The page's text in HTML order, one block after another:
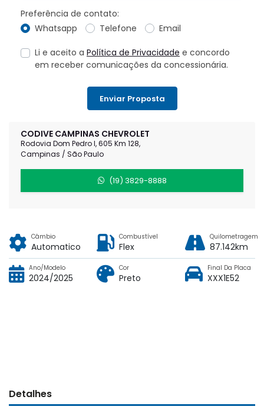
CODIVE CAMPINAS CHEVROLET
Rodovia Dom Pedro I, 605 Km 128,
Campinas / São Paulo
(19) 3829-8888
Preferência de contato:
Whatsapp
Telefone Email
Li e aceito a Política de Privacidade e concordo
em receber comunicações da concessionária.
Enviar Proposta
Câmbio
Automatico
Combustível
Flex
Quilometragem
87.142km
Ano/Modelo
2024/2025
Cor
Preto
Final Da Placa
XXX1E52
Detalhes